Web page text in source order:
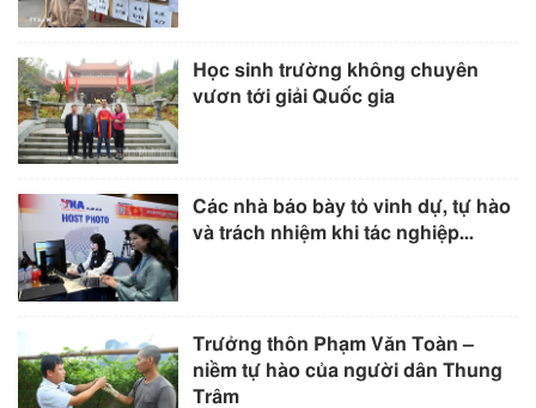
Học sinh trường không chuyên
vươn tới giải Quốc gia
Các nhà báo bày tỏ vinh dự, tự hào
và trách nhiệm khi tác nghiệp...
Trưởng thôn Phạm Văn Toàn –
niềm tự hào của người dân Thung
Trâm